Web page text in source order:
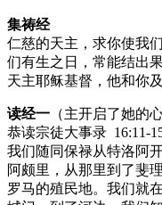
集祷经
仁慈的天主，求你使我
们有生之日，常能结出
天主耶稣基督，他和你
读经一 （主开启了她的
恭读宗徒大事录 16:11-
我们随同保禄从特洛阿
阿颇里，从那里到了斐
罗马的殖民地。我们就